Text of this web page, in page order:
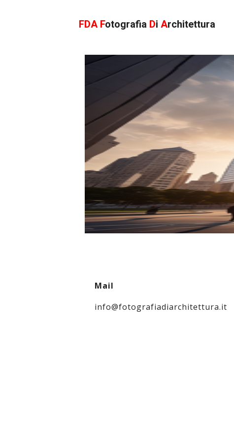
FDA Fotografia Di Architettura
Mail
info@fotografiadiarchitettura.it